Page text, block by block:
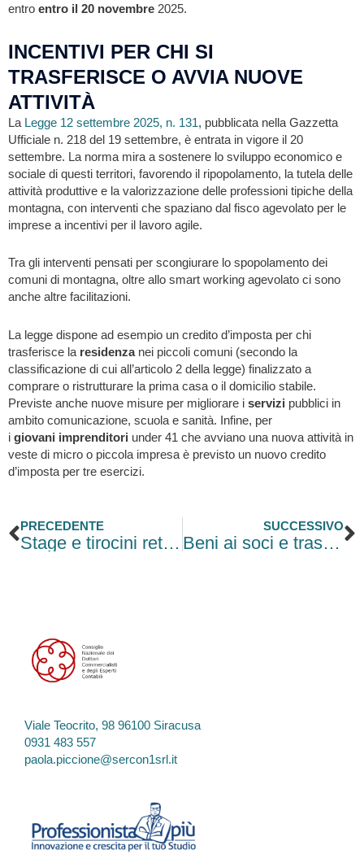
entro entro il 20 novembre 2025.
INCENTIVI PER CHI SI
TRASFERISCE O AVVIA NUOVE
ATTIVITÀ
La Legge 12 settembre 2025, n. 131, pubblicata nella Gazzetta
Ufficiale n. 218 del 19 settembre, è entrata in vigore il 20
settembre. La norma mira a sostenere lo sviluppo economico e
sociale di questi territori, favorendo il ripopolamento, la tutela delle
attività produttive e la valorizzazione delle professioni tipiche della
montagna, con interventi che spaziano dal fisco agevolato per le
imprese a incentivi per il lavoro agile.
Tra gli interventi pensati per scongiurare lo spopolamento dei
comuni di montagna, oltre allo smart working agevolato ci sono
anche altre facilitazioni.
La legge dispone ad esempio un credito d’imposta per chi
trasferisce la residenzanei piccoli comuni (secondo la
classificazione di cui all’articolo 2 della legge) finalizzato a
comprare o ristrutturare la prima casa o il domicilio stabile.
Previste anche nuove misure per migliorare i servizi pubblici in
ambito comunicazione, scuola e sanità. Infine, per
i giovani imprenditori under 41 che avviano una nuova attività in
veste di micro o piccola impresa è previsto un nuovo credito
d’imposta per tre esercizi.
Precedente
PRECEDENTE
​Stage e tirocini retribuiti: sempre più vicina la nuova Direttiva UE
SUCCESSIVO
Beni ai soci e trasformazioni: ultima chiamata per la tassazione agevolata
Viale Teocrito, 98 96100 Siracusa
0931 483 557
paola.piccione@sercon1srl.it